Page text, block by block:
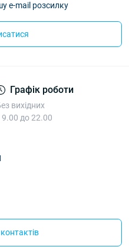
e-mail розсилку
Графік роботи
вихідних
9.00 до 22.00